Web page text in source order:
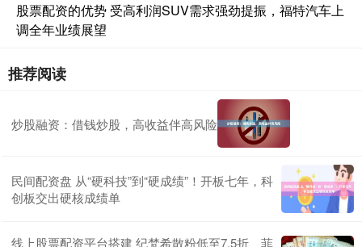
股票配资的优势 受高利润SUV需求强劲提振，福特汽车上
调全年业绩展望
推荐阅读
炒股融资：借钱炒股，高收益伴高风险
民间配资盘 从“硬科技”到“硬成绩”！开板七年，科
创板交出硬核成绩单
线上股票配资平台搭建 纪梵希散粉低至7.5折、菲